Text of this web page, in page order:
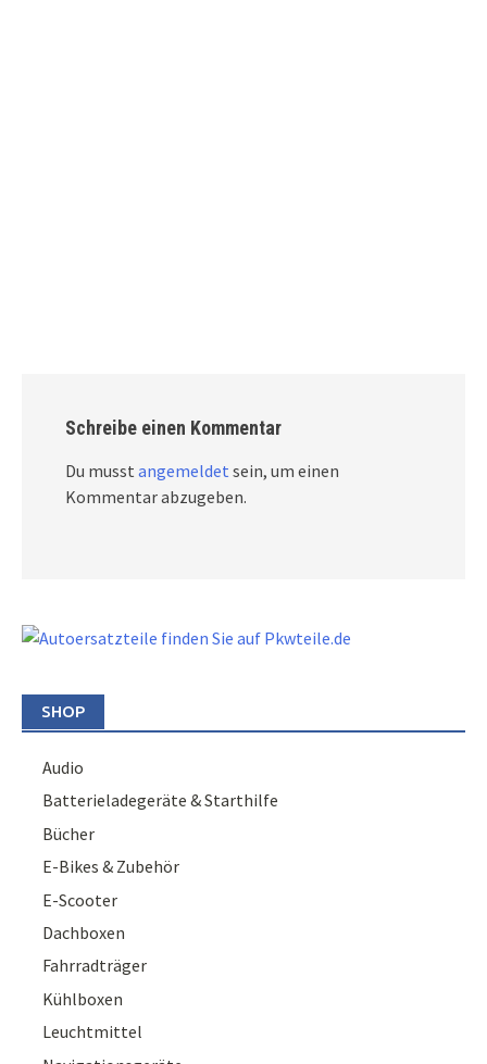
Schreibe einen Kommentar
Du musst angemeldet sein, um einen
Kommentar abzugeben.
SHOP
Audio
Batterieladegeräte & Starthilfe
Bücher
E-Bikes & Zubehör
E-Scooter
Dachboxen
Fahrradträger
Kühlboxen
Leuchtmittel